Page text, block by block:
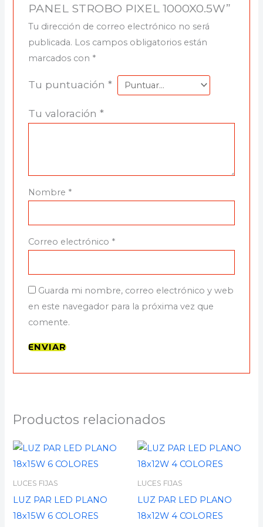
PANEL STROBO PIXEL 1000X0.5W”
Tu dirección de correo electrónico no será
publicada. Los campos obligatorios están
marcados con *
Tu puntuación *
Tu valoración *
Nombre *
Correo electrónico *
Guarda mi nombre, correo electrónico y web
en este navegador para la próxima vez que
comente.
Productos relacionados
LUCES FIJAS
LUZ PAR LED PLANO
18x15W 6 COLORES
LUCES FIJAS
LUZ PAR LED PLANO
18x12W 4 COLORES